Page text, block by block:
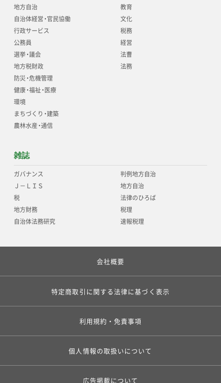
地方自治
自治体経営・官民協働
行政サービス
公務員
選挙・議会
地方税財政
防災・危機管理
健康・福祉・医療
環境
まちづくり・建築
農林水産・通信
教育
文化
税務
経営
法曹
法務
雑誌
ガバナンス
Ｊ－ＬＩＳ
税
地方財務
自治体法務研究
判例地方自治
地方自治
法律のひろば
税理
速報税理
会社概要
特定商取引に関する法律に基づく表示
利用規約・免責事項
個人情報の取扱いについて
広告掲載について